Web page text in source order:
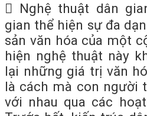
 Nghệ thuật dân
gian thể hiện sự đa
sản văn hóa của một
hiện nghệ thuật này
lại những giá trị văn
là cách mà con người
với nhau qua các